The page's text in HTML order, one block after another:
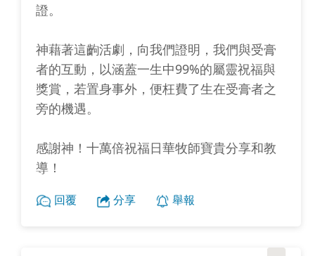
證。
神藉著這齣活劇，向我們證明，我們與受膏
者的互動，以涵蓋一生中99%的屬靈祝福與
獎賞，若置身事外，便枉費了生在受膏者之
旁的機遇。
感謝神！十萬倍祝福日華牧師寶貴分享和教
導！
回覆 分享 舉報